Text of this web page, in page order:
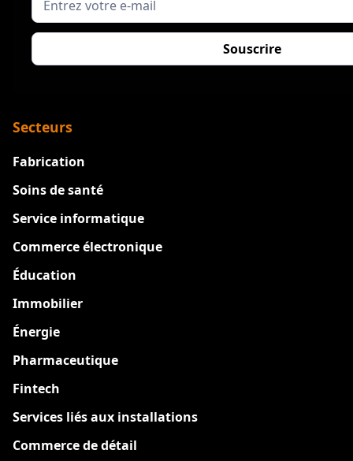
Secteurs
Fabrication
Soins de santé
Service informatique
Commerce électronique
Éducation
Immobilier
Énergie
Pharmaceutique
Fintech
Services liés aux installations
Commerce de détail